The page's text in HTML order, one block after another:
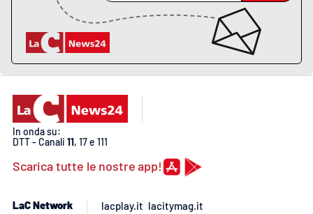
In onda su:
DTT - Canali 11, 17 e 111
Scarica tutte le nostre app!
LaC Network
lacplay.it lacitymag.it